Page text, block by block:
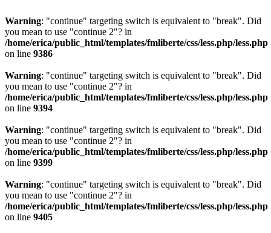
Warning: "continue" targeting switch is equivalent to "break". Did
you mean to use "continue 2"? in
/home/erica/public_html/templates/fmliberte/css/less.php/less.php
on line 9386
Warning: "continue" targeting switch is equivalent to "break". Did
you mean to use "continue 2"? in
/home/erica/public_html/templates/fmliberte/css/less.php/less.php
on line 9394
Warning: "continue" targeting switch is equivalent to "break". Did
you mean to use "continue 2"? in
/home/erica/public_html/templates/fmliberte/css/less.php/less.php
on line 9399
Warning: "continue" targeting switch is equivalent to "break". Did
you mean to use "continue 2"? in
/home/erica/public_html/templates/fmliberte/css/less.php/less.php
on line 9405